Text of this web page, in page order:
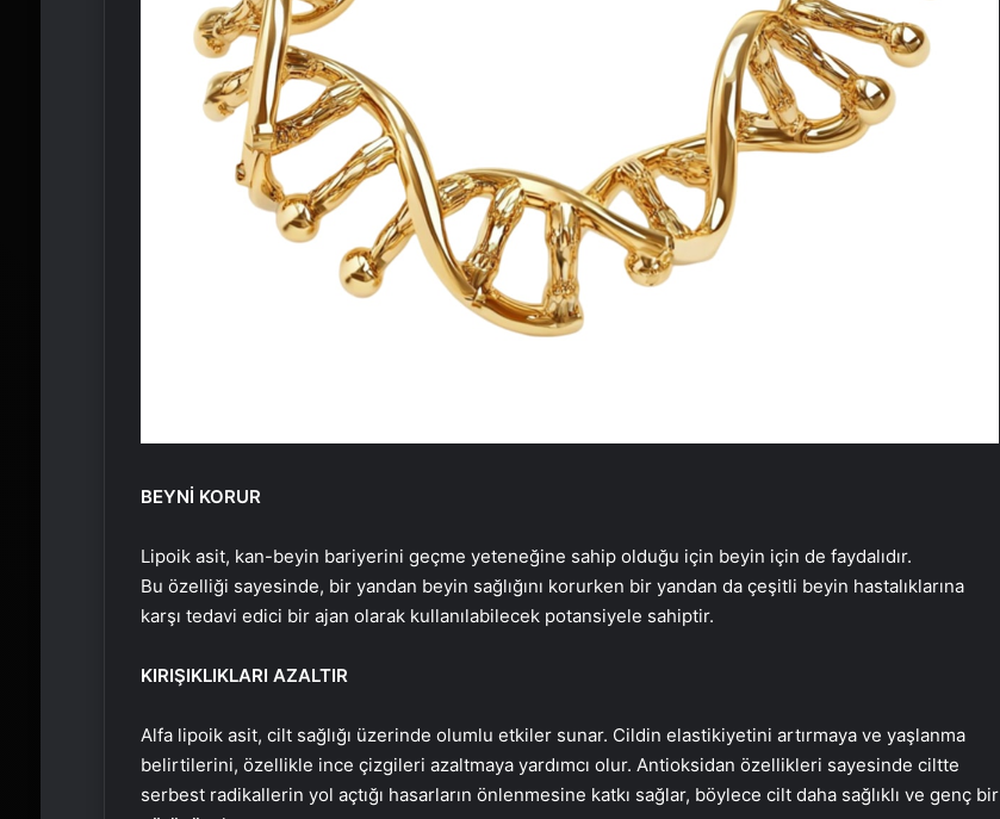
BEYNİ KORUR
Lipoik asit, kan-beyin bariyerini geçme yeteneğine sahip olduğu için beyin için de faydalıdır.
Bu özelliği sayesinde, bir yandan beyin sağlığını korurken bir yandan da çeşitli beyin hastalıklarına
karşı tedavi edici bir ajan olarak kullanılabilecek potansiyele sahiptir.
KIRIŞIKLIKLARI AZALTIR
Alfa lipoik asit, cilt sağlığı üzerinde olumlu etkiler sunar. Cildin elastikiyetini artırmaya ve yaşlanma
belirtilerini, özellikle ince çizgileri azaltmaya yardımcı olur. Antioksidan özellikleri sayesinde ciltte
serbest radikallerin yol açtığı hasarların önlenmesine katkı sağlar, böylece cilt daha sağlıklı ve genç bir